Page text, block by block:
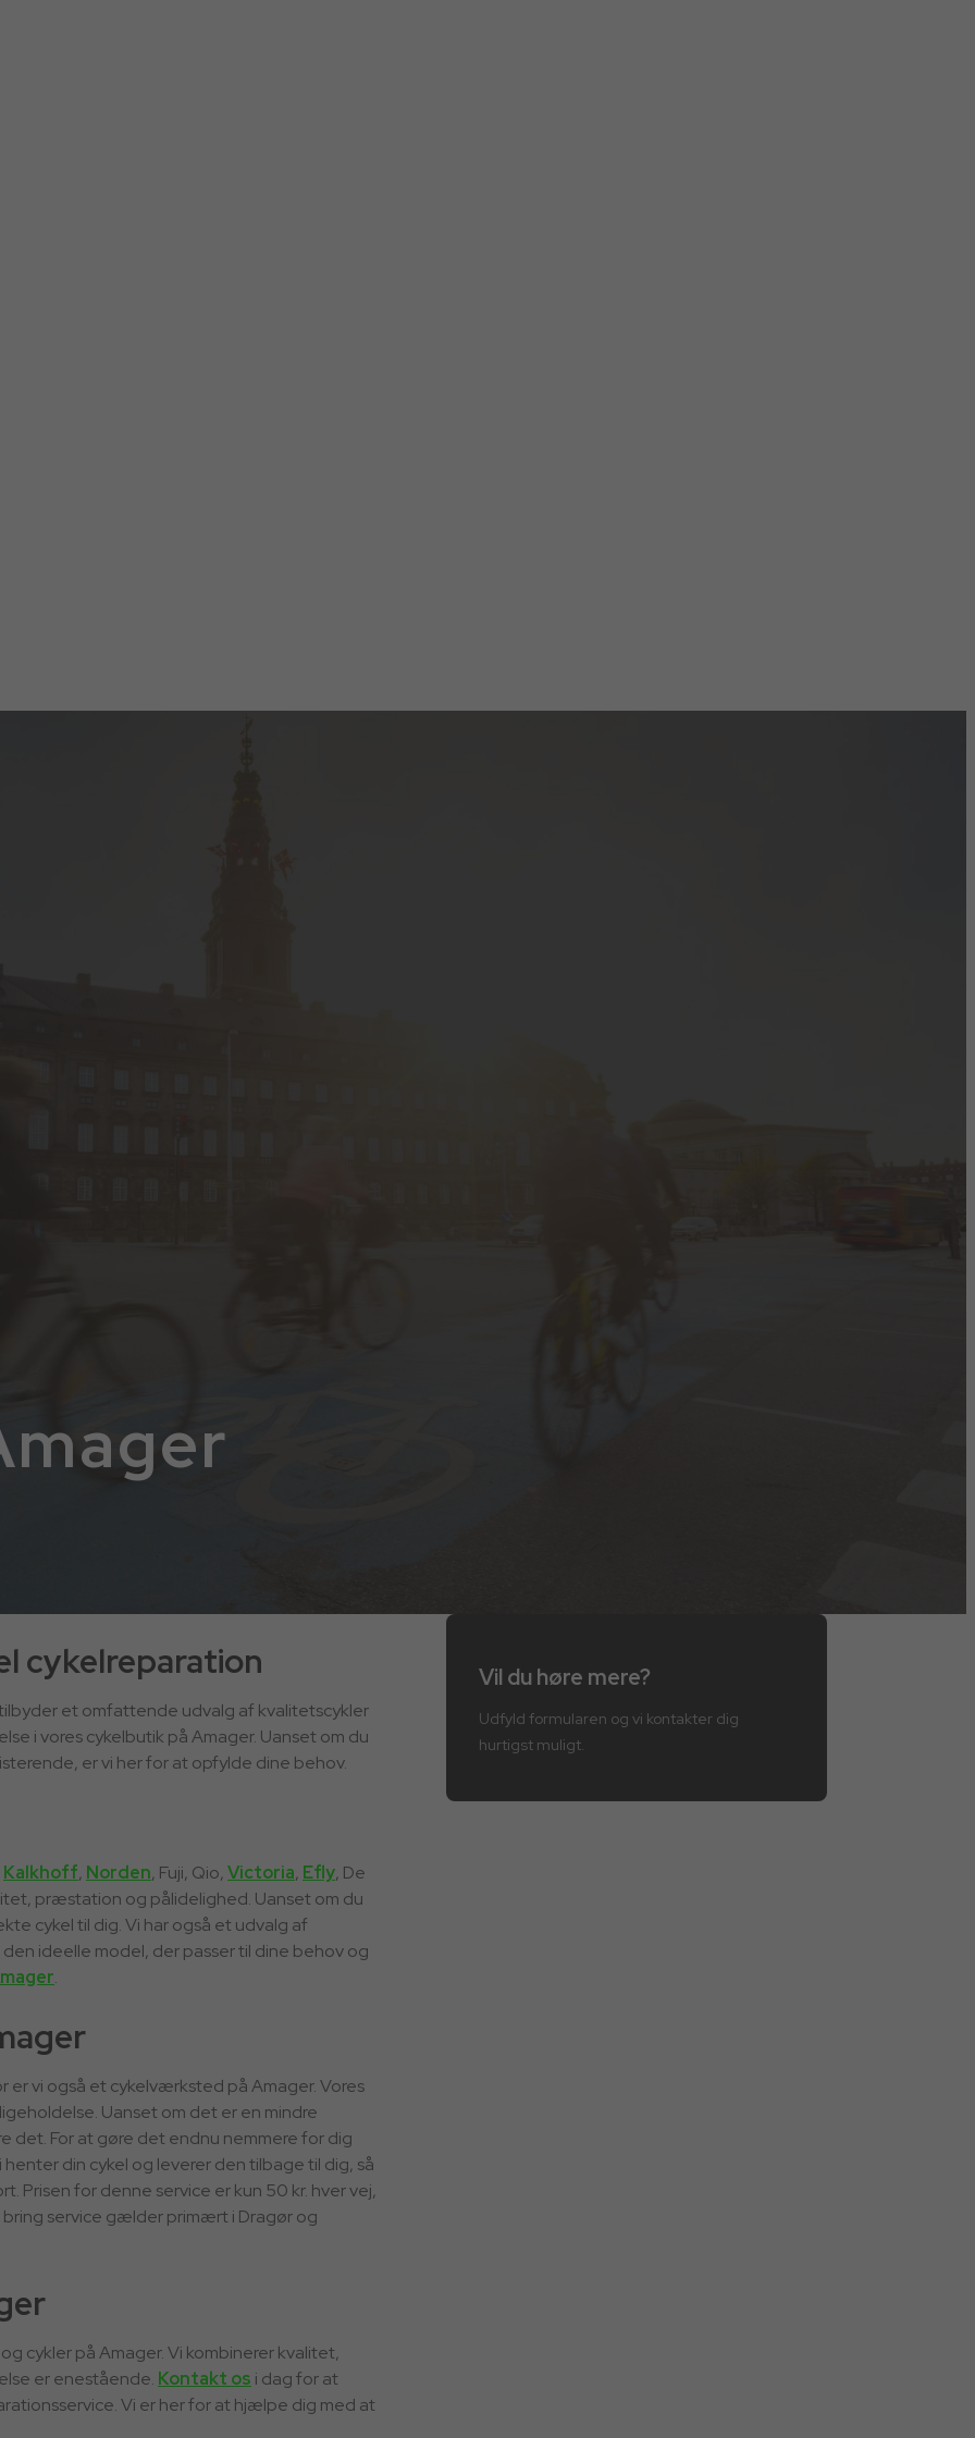
cykelreparation
et omfattende udvalg af kvalitetscykler
i vores cykelbutik på Amager. Uanset om du
er vi her for at opfylde dine behov.
Kalkhoff, Norden, Fuji, Qio,Victoria, Efly, De
præstation og pålidelighed. Uanset om du
cykel til dig. Vi har også et udvalg af
ideelle model, der passer til dine behov og
.
vi også et cykelværksted på Amager. Vores
Uanset om det er en mindre
det. For at gøre det endnu nemmere for dig
din cykel og leverer den tilbage til dig, så
Prisen for denne service er kun 50 kr. hver vej,
bring service gælder primært i Dragør og
cykler på Amager. Vi kombinerer kvalitet,
er enestående. Kontakt os i dag for at
Vi er her for at hjælpe dig med at
Vil du høre mere?
Udfyld formularen og vi kontakter dig
hurtigst muligt.